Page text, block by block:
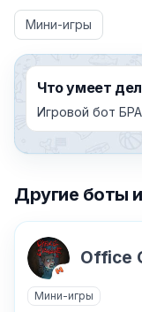
Мини-игры
Что умеет
Игровой бот
Другие боты
Office
Мини-игры